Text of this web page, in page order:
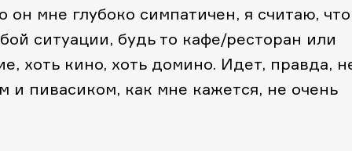
он мне глубоко симпатичен, я считаю, что
ситуации, будь то кафе/ресторан или
хоть кино, хоть домино. Идет, правда,
пивасиком, как мне кажется, не очень